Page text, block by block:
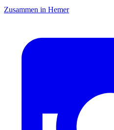
Zusammen in Hemer